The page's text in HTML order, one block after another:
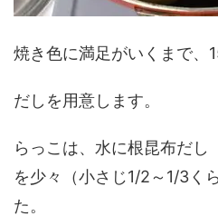
焼き色に満足がいくまで、
だしを用意します。
らっこは、水に根昆布だし
を少々（小さじ1/2～1/3く
た。